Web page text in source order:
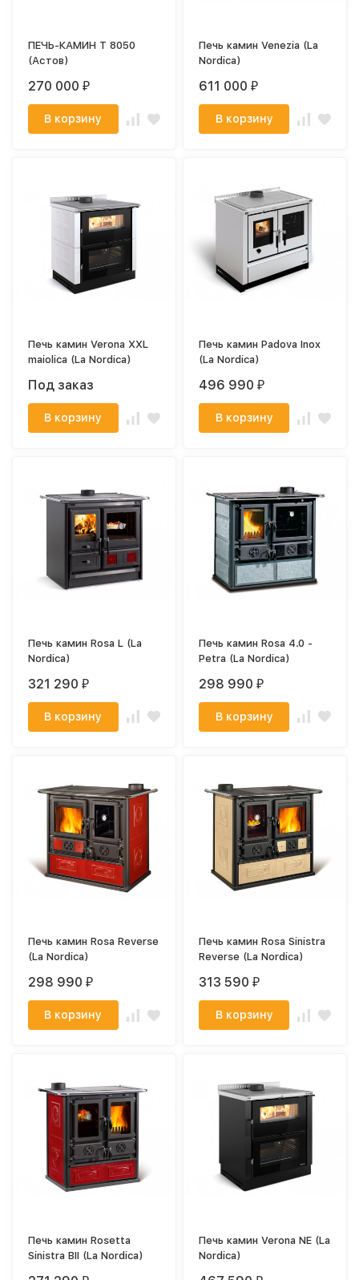
ПЕЧЬ-КАМИН Т 8050
(Астов)
270 000₽
В корзину
Печь камин Venezia (La
Nordica)
611 000₽
В корзину
Печь камин Verona XXL
maiolica (La Nordica)
Под заказ
В корзину
Печь камин Padova Inox
(La Nordica)
496 990₽
В корзину
Печь камин Rosa L (La
Nordica)
321 290₽
В корзину
Печь камин Rosa 4.0 -
Petra (La Nordica)
298 990₽
В корзину
Печь камин Rosa Reverse
(La Nordica)
298 990₽
В корзину
Печь камин Rosa Sinistra
Reverse (La Nordica)
313 590₽
В корзину
Печь камин Rosetta
Sinistra BII (La Nordica)
Печь камин Verona NE (La
Nordica)